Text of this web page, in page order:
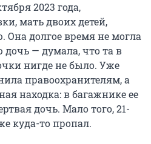
2023 года,
мать двоих детей,
Она долгое время не могла
— думала, что та в
нигде не было. Уже
правоохранителям, а
находка: в багажнике ее
дочь. Мало того, 21-
куда-то пропал.